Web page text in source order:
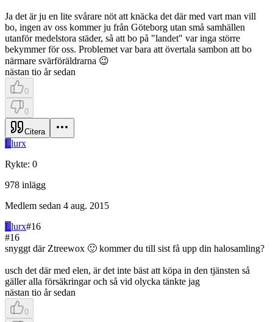
Ja det är ju en lite svårare nöt att knäcka det där med vart man vill
bo, ingen av oss kommer ju från Göteborg utan små samhällen
utanför medelstora städer, så att bo på "landet" var inga större
bekymmer för oss. Problemet var bara att övertala sambon att bo
närmare svärföräldrarna 😉
nästan tio år sedan
0
0
Citera
Llurx
Rykte: 0
978 inlägg
Medlem sedan 4 aug. 2015
Llurx#16
#16
snyggt där Ztreewox 🙂 kommer du till sist få upp din halosamling?
usch det där med elen, är det inte bäst att köpa in den tjänsten så
gäller alla försäkringar och så vid olycka tänkte jag
nästan tio år sedan
0